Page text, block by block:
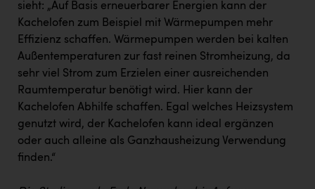
sieht: „Auf Basis erneuerbarer Energien kann der
Kachelofen zum Beispiel mit Wärmepumpen mehr
Effizienz schaffen. Wärmepumpen werden bei kalten
Außentemperaturen zur fast reinen Stromheizung, da
sehr viel Strom zum Erzielen einer ausreichenden
Raumtemperatur benötigt wird. Hier kann der
Kachelofen Abhilfe schaffen. Egal welches Heizsystem
genutzt wird, der Kachelofen kann ideal ergänzen
oder auch alleine als Ganzhausheizung Verwendung
finden.“